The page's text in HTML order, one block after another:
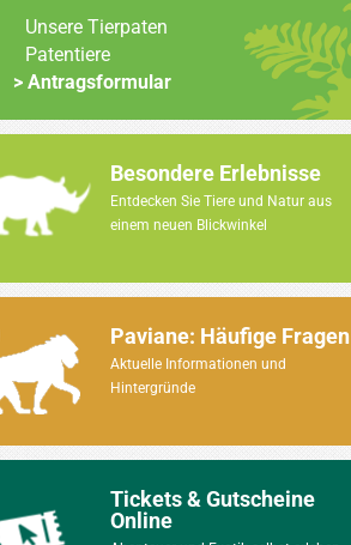
Unsere Tierpaten
Patentiere
Antragsformular
Besondere Erlebnisse
Entdecken Sie Tiere und Natur aus
einem neuen Blickwinkel
Paviane: Häufige Fragen
Aktuelle Informationen und
Hintergründe
Tickets & Gutscheine
Online